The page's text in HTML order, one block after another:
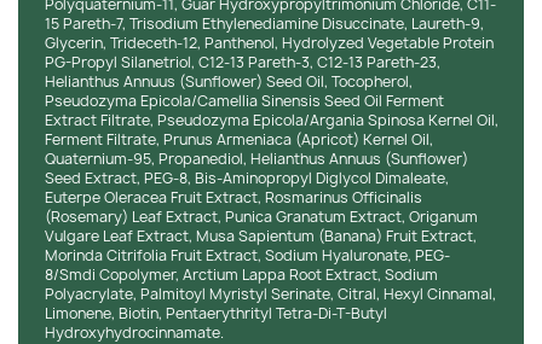
15 Pareth-7, Trisodium Ethylenediamine Disuccinate, Laureth-9,
Glycerin, Trideceth-12, Panthenol, Hydrolyzed Vegetable Protein
PG-Propyl Silanetriol, C12-13 Pareth-3, C12-13 Pareth-23,
Helianthus Annuus (Sunflower) Seed Oil, Tocopherol,
Pseudozyma Epicola/Camellia Sinensis Seed Oil Ferment
Extract Filtrate, Pseudozyma Epicola/Argania Spinosa Kernel Oil,
Ferment Filtrate, Prunus Armeniaca (Apricot) Kernel Oil,
Quaternium-95, Propanediol, Helianthus Annuus (Sunflower)
Seed Extract, PEG-8, Bis-Aminopropyl Diglycol Dimaleate,
Euterpe Oleracea Fruit Extract, Rosmarinus Officinalis
(Rosemary) Leaf Extract, Punica Granatum Extract, Origanum
Vulgare Leaf Extract, Musa Sapientum (Banana) Fruit Extract,
Morinda Citrifolia Fruit Extract, Sodium Hyaluronate, PEG-
8/Smdi Copolymer, Arctium Lappa Root Extract, Sodium
Polyacrylate, Palmitoyl Myristyl Serinate, Citral, Hexyl Cinnamal,
Limonene, Biotin, Pentaerythrityl Tetra-Di-T-Butyl
Hydroxyhydrocinnamate.